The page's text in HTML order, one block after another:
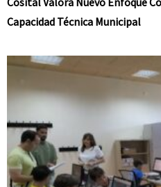
Capacidad Técnica Municipal